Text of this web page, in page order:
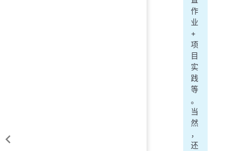
作
业
+
项
目
实
践
等
。
当
然
，
还